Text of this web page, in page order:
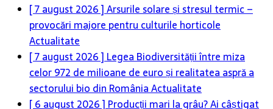
[ 7 august 2026 ]Arsurile solare și stresul termic –
provocări majore pentru culturile horticole
Actualitate
[ 7 august 2026 ] Legea Biodiversității între miza
celor 972 de milioane de euro și realitatea aspră a
sectorului bio din RomâniaActualitate
[ 6 august 2026 ] Producții mari la grâu? Ai câștigat